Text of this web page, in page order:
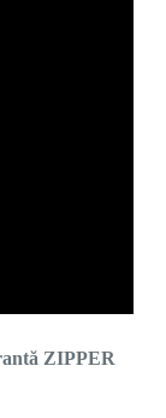
ZIPPER